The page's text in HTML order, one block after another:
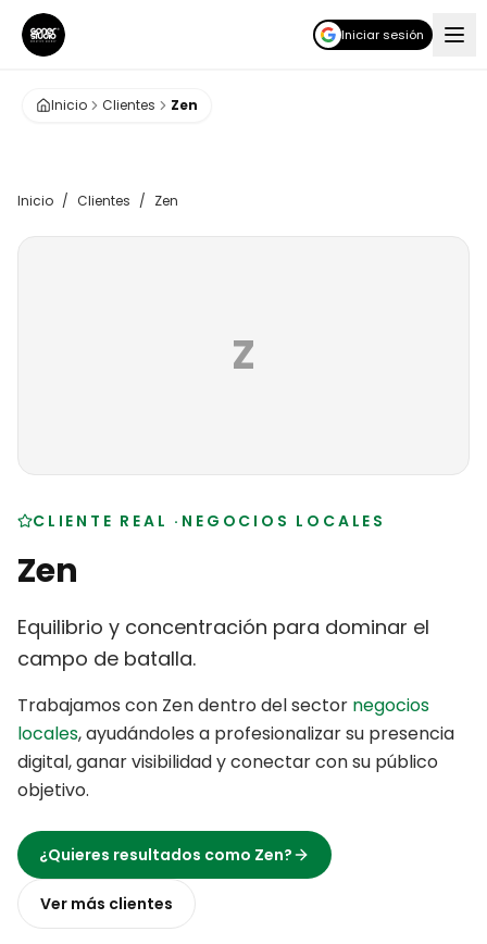
Iniciar sesión
Inicio Clientes Zen
Inicio / Clientes / Zen
Z
CLIENTE REAL · NEGOCIOS LOCALES
Zen
Equilibrio y concentración para dominar el
campo de batalla.
Trabajamos con Zendentro del sector negocios
locales,ayudándoles a profesionalizar su presencia
digital, ganar visibilidad y conectar con su público
objetivo.
¿Quieres resultados como Zen?
Ver más clientes